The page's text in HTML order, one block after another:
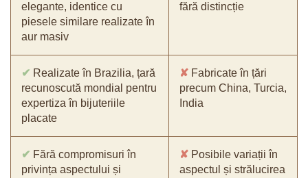
elegante, identice cu
piesele similare realizate în
aur masiv
fără distincție
✔ Realizate în Brazilia, țară
recunoscută mondial pentru
expertiza în bijuteriile
placate
✘ Fabricate în țări
precum China, Turcia,
India
✔ Fără compromisuri în
privința aspectului și
✘ Posibile variații în
aspectul și strălucirea